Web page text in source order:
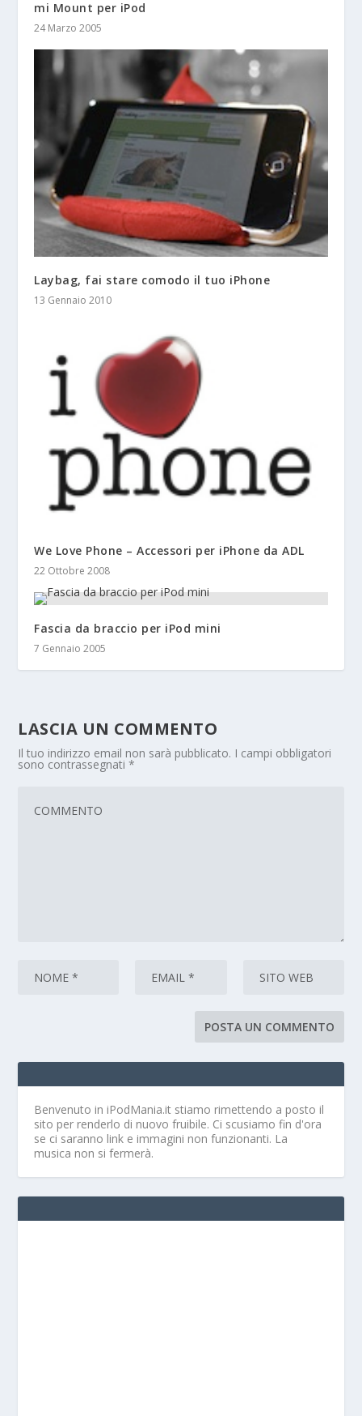
mi Mount per iPod
24 Marzo 2005
Laybag, fai stare comodo il tuo iPhone
13 Gennaio 2010
We Love Phone – Accessori per iPhone da ADL
22 Ottobre 2008
Fascia da braccio per iPod mini
7 Gennaio 2005
LASCIA UN COMMENTO
Il tuo indirizzo email non sarà pubblicato. I campi obbligatori
sono contrassegnati*
Benvenuto in iPodMania.it stiamo rimettendo a posto il
sito per renderlo di nuovo fruibile. Ci scusiamo fin d'ora
se ci saranno link e immagini non funzionanti. La
musica non si fermerà.